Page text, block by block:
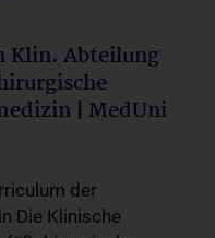
Klin. Abteilung
| MedUni
der
Die Klinische